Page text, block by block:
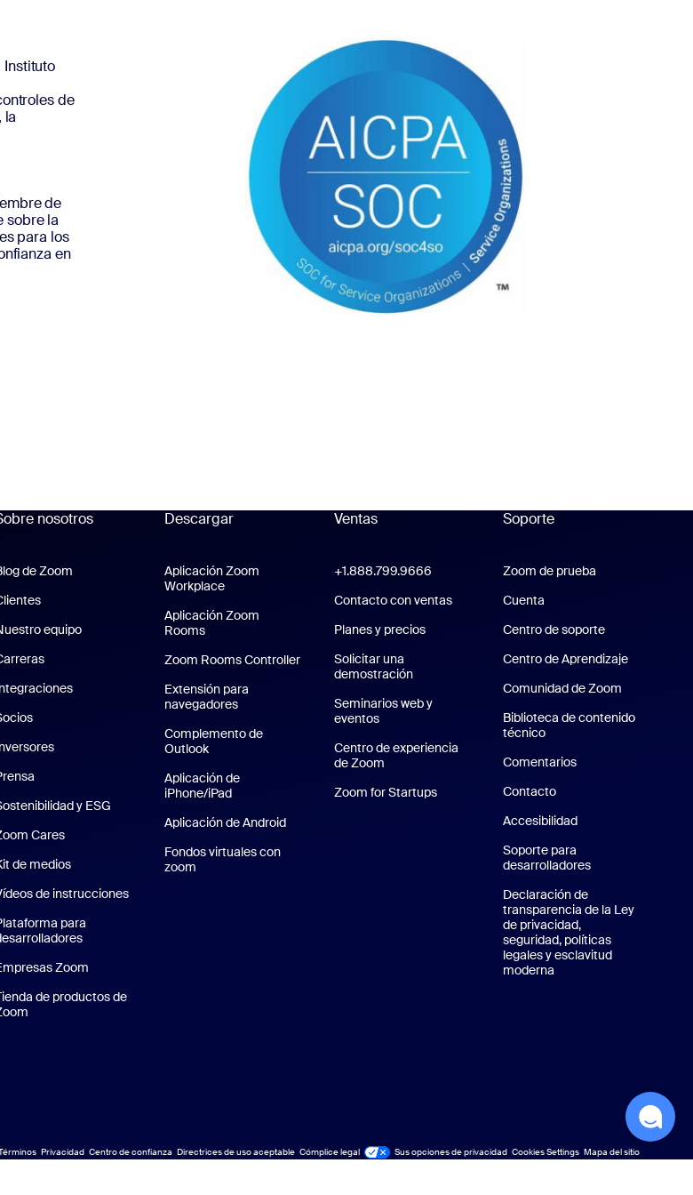
Instituto
de
la
de
sobre la
para los
en
nosotros
de Zoom
equipo Nuestro equipo
y ESG
Cares
de medios
de instrucciones
para
Zoom
de productos de
Descargar
Aplicación Zoom
WorkplaceAplicación Zoom Workplace
Aplicación Zoom
RoomsAplicación Zoom Rooms
Zoom Rooms Controller
Extensión para
navegadores
Complemento de
Outlook
Aplicación de
iPhone/iPadAplicación de iPhone/iPad
Aplicación de AndroidAplicación de Android
Fondos virtuales con
zoom
Ventas
+1.888.799.9666 Haga clic para llamar
Contacto con ventas
Planes y preciosPlanes y precios
Solicitar una
demostraciónSolicitar una demostración
Seminarios web y
eventos
Centro de experiencia
de Zoom Centro de experiencia de Zoom
Zoom for StartupsZoom for Startups
Soporte
Soporte
Zoom de prueba
Cuenta
Centro de soporte
Centro de Aprendizaje
Comunidad de Zoom
Biblioteca de contenido
técnico
Comentarios
Contacto
Accesibilidad
Soporte para
desarrolladores
Declaración de
transparencia de la Ley
de privacidad,
seguridad, políticas
legales y esclavitud
moderna
Privacidad Centro de confianza Directrices de uso aceptable Cómplice legal
Legal y cumplimiento Sus opciones de privacidad Cookies Settings Mapa del sitio
Mapa del sitio